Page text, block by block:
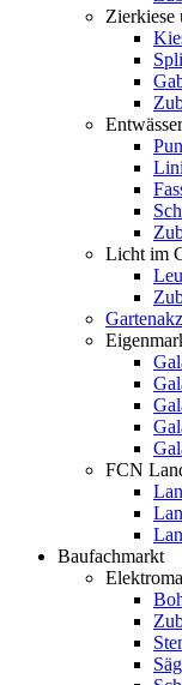
Zierkiese
Licht im
FCN
Baufachmarkt